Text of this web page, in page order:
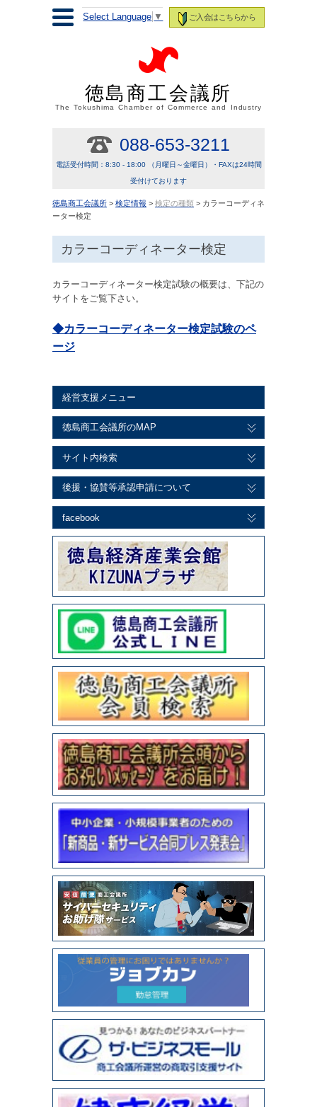
ご入会はこちらから
Select Language ▼
徳島商工会議所
The Tokushima Chamber of Commerce and Industry
088-653-3211
電話受付時間：8:30 - 18:00 （月曜日～金曜日）・FAXは24時間
受付けております
徳島商工会議所 > 検定情報 > 検定の種類 > カラーコーディネ
ーター検定
カラーコーディネーター検定
カラーコーディネーター検定試験の概要は、下記の
サイトをご覧下さい。
◆カラーコーディネーター検定試験のペ
ージ
経営支援メニュー
徳島商工会議所のMAP
サイト内検索
後援・協賛等承認申請について
facebook